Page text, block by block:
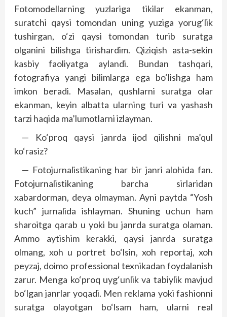
Fotomodellarning yuzlariga tikilar ekanman,
suratchi qaysi tomondan uning yuziga yorug‘lik
tushirgan, o‘zi qaysi tomondan turib suratga
olganini bilishga tirishardim. Qiziqish asta-sekin
kasbiy faoliyatga aylandi. Bundan tashqari,
fotografiya yangi bilimlarga ega bo‘lishga ham
imkon beradi. Masalan, qushlarni suratga olar
ekanman, keyin albatta ularning turi va yashash
tarzi haqida ma’lumotlarni izlayman.
— Ko‘proq qaysi janrda ijod qilishni ma’qul
ko‘rasiz?
— Fotojurnalistikaning har bir janri alohida fan.
Fotojurnalistikaning barcha sirlaridan
xabardorman, deya olmayman. Ayni paytda “Yosh
kuch” jurnalida ishlayman. Shuning uchun ham
sharoitga qarab u yoki bu janrda suratga olaman.
Ammo aytishim kerakki, qaysi janrda suratga
olmang, xoh u portret bo‘lsin, xoh reportaj, xoh
peyzaj, doimo professional texnikadan foydalanish
zarur. Menga ko‘proq uyg‘unlik va tabiylik mavjud
bo‘lgan janrlar yoqadi. Men reklama yoki fashionni
suratga olayotgan bo‘lsam ham, ularni real